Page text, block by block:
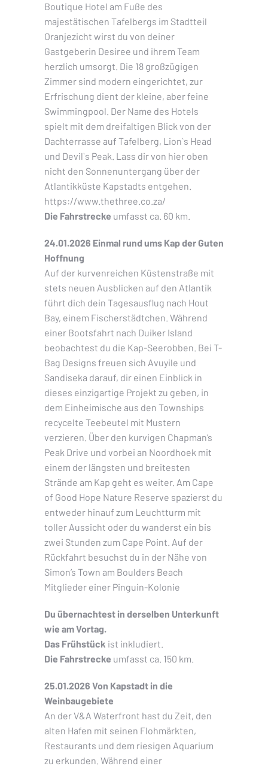
Boutique Hotel am Fuße des
majestätischen Tafelbergs im Stadtteil
Oranjezicht wirst du von deiner
Gastgeberin Desiree und ihrem Team
herzlich umsorgt. Die 18 großzügigen
Zimmer sind modern eingerichtet, zur
Erfrischung dient der kleine, aber feine
Swimmingpool. Der Name des Hotels
spielt mit dem dreifaltigen Blick von der
Dachterrasse auf Tafelberg, Lion`s Head
und Devil`s Peak. Lass dir von hier oben
nicht den Sonnenuntergang über der
Atlantikküste Kapstadts entgehen.
https://www.thethree.co.za/
Die Fahrstrecke umfasst ca. 60 km.
24.01.2026 Einmal rund ums Kap der Guten
Hoffnung
Auf der kurvenreichen Küstenstraße mit
stets neuen Ausblicken auf den Atlantik
führt dich dein Tagesausflug nach Hout
Bay, einem Fischerstädtchen. Während
einer Bootsfahrt nach Duiker Island
beobachtest du die Kap-Seerobben. Bei T-
Bag Designs freuen sich Avuyile und
Sandiseka darauf, dir einen Einblick in
dieses einzigartige Projekt zu geben, in
dem Einheimische aus den Townships
recycelte Teebeutel mit Mustern
verzieren. Über den kurvigen Chapman’s
Peak Drive und vorbei an Noordhoek mit
einem der längsten und breitesten
Strände am Kap geht es weiter. Am Cape
of Good Hope Nature Reserve spazierst du
entweder hinauf zum Leuchtturm mit
toller Aussicht oder du wanderst ein bis
zwei Stunden zum Cape Point. Auf der
Rückfahrt besuchst du in der Nähe von
Simon’s Town am Boulders Beach
Mitglieder einer Pinguin-Kolonie
Du übernachtest in derselben Unterkunft
wie am Vortag.
Das Frühstück ist inkludiert.
Die Fahrstrecke umfasst ca. 150 km.
25.01.2026 Von Kapstadt in die
Weinbaugebiete
An der V&A Waterfront hast du Zeit, den
alten Hafen mit seinen Flohmärkten,
Restaurants und dem riesigen Aquarium
zu erkunden. Während einer